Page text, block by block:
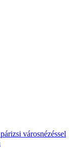
városnézéssel